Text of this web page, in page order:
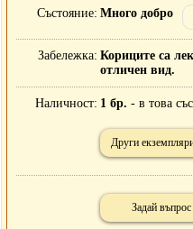
Състояние Много добро
Забележка Кориците са
отличен вид.
Наличност 1 бр. - в това
Други
Задай